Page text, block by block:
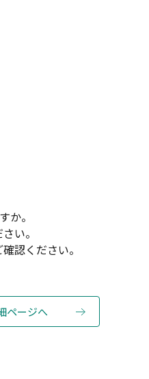
か。
い。
認ください。
ページへ